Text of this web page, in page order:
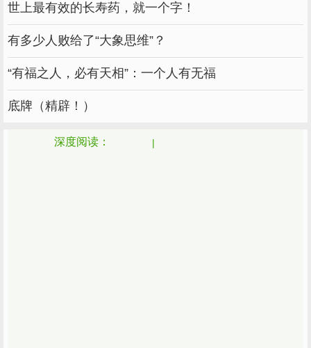
世上最有效的长寿药，就一个字！
有多少人败给了“大象思维”？
“有福之人，必有天相”：一个人有无福
底牌（精辟！）
深度阅读：